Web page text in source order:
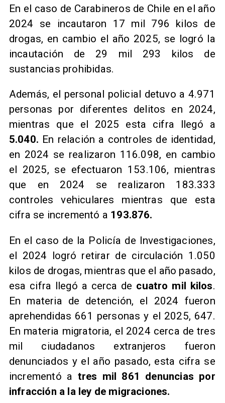
En el caso de Carabineros de Chile en el año
2024 se incautaron 17 mil 796 kilos de
drogas, en cambio el año 2025, se logró la
incautación de 29 mil 293 kilos de
sustancias prohibidas.
Además, el personal policial detuvo a 4.971
personas por diferentes delitos en 2024,
mientras que el 2025 esta cifra llegó a
5.040. En relación a controles de identidad,
en 2024 se realizaron 116.098, en cambio
el 2025, se efectuaron 153.106, mientras
que en 2024 se realizaron 183.333
controles vehiculares mientras que esta
cifra se incrementó a 193.876.
En el caso de la Policía de Investigaciones,
el 2024 logró retirar de circulación 1.050
kilos de drogas, mientras que el año pasado,
esa cifra llegó a cerca de cuatro mil kilos.
En materia de detención, el 2024 fueron
aprehendidas 661 personas y el 2025, 647.
En materia migratoria, el 2024 cerca de tres
mil ciudadanos extranjeros fueron
denunciados y el año pasado, esta cifra se
incrementó a tres mil 861 denuncias por
infracción a la ley de migraciones.